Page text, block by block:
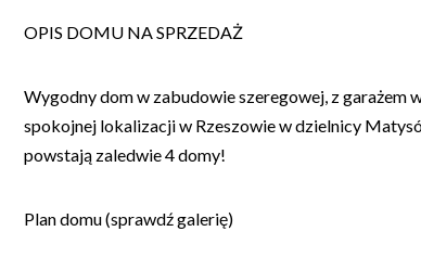
OPIS DOMU NA SPRZEDAŻ
Wygodny dom w zabudowie szeregowej, z garażem
spokojnej lokalizacji w Rzeszowie w dzielnicy
powstają zaledwie 4 domy!
Plan domu (sprawdź galerię)